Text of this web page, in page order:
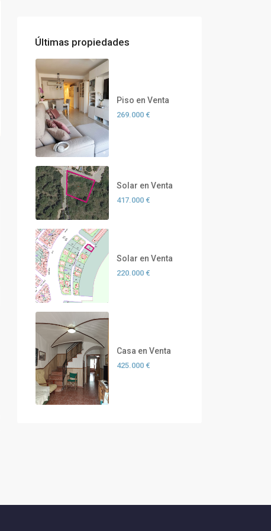
Últimas propiedades
Piso en Venta
269.000 €
Solar en Venta
417.000 €
Solar en Venta
220.000 €
Casa en Venta
425.000 €